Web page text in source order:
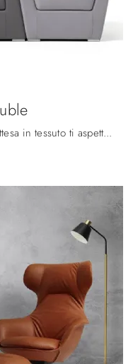
Una ricca gamma di sedie ospiti e attesa in tessuto ti aspetta! Il modello Seduta ospiti e attesa Double di Diemmeoffice ti aspetta!